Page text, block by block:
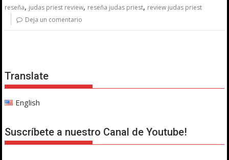
reseña, judas priest review, reseña judas priest, review judas priest
Deja un comentario
Translate
English
Suscríbete a nuestro Canal de Youtube!